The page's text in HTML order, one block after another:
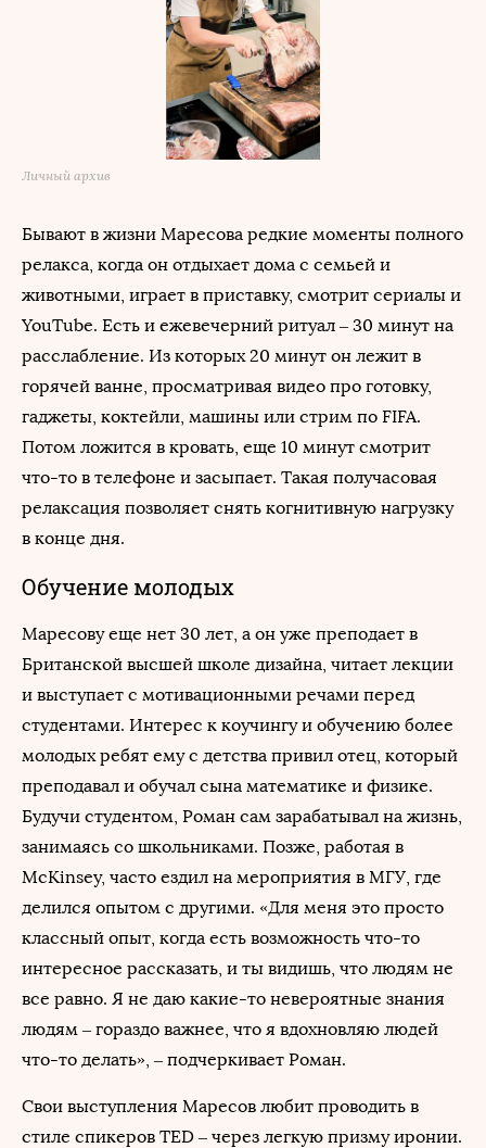
Личный архив
Бывают в жизни Маресова редкие моменты полного
релакса, когда он отдыхает дома с семьей и
животными, играет в приставку, смотрит сериалы и
YouTube. Есть и ежевечерний ритуал – 30 минут на
расслабление. Из которых 20 минут он лежит в
горячей ванне, просматривая видео про готовку,
гаджеты, коктейли, машины или стрим по FIFA.
Потом ложится в кровать, еще 10 минут смотрит
что-то в телефоне и засыпает. Такая получасовая
релаксация позволяет снять когнитивную нагрузку
в конце дня.
Обучение молодых
Маресову еще нет 30 лет, а он уже преподает в
Британской высшей школе дизайна, читает лекции
и выступает с мотивационными речами перед
студентами. Интерес к коучингу и обучению более
молодых ребят ему с детства привил отец, который
преподавал и обучал сына математике и физике.
Будучи студентом, Роман сам зарабатывал на жизнь,
занимаясь со школьниками. Позже, работая в
McKinsey, часто ездил на мероприятия в МГУ, где
делился опытом с другими. «Для меня это просто
классный опыт, когда есть возможность что-то
интересное рассказать, и ты видишь, что людям не
все равно. Я не даю какие-то невероятные знания
людям – гораздо важнее, что я вдохновляю людей
что-то делать», – подчеркивает Роман.
Свои выступления Маресов любит проводить в
стиле спикеров TED – через легкую призму иронии.